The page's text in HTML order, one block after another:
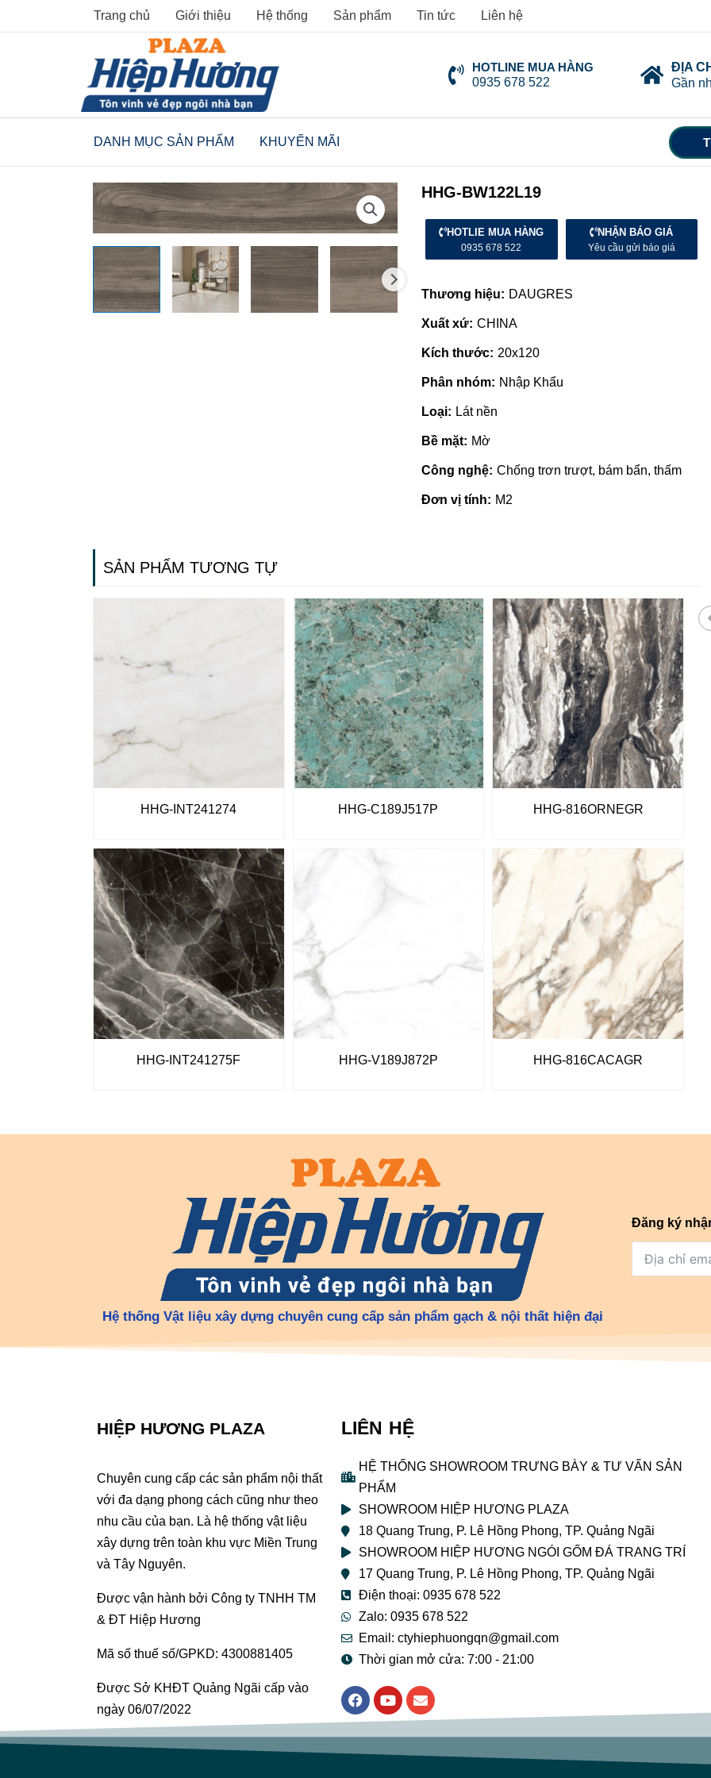
to
Trang chủ Giới thiệu Hệ thống Sản phẩm Tin tức Liên hệ
HOTLINE MUA HÀNG
0935 678 522
ĐỊA
Gần
DANH MỤC SẢN PHẨM KHUYẾN MÃI
HHG-BW122L19
HOTLIE MUA HÀNG
0935 678 522
NHẬN BÁO GIÁ
Yêu cầu gửi báo giá
Thương hiệu: DAUGRES
Xuất xứ: CHINA
Kích thước: 20x120
Phân nhóm: Nhập Khẩu
Loại: Lát nền
Bề mặt: Mờ
Công nghệ: Chống trơn trượt, bám bẩn, thấm
Đơn vị tính: M2
SẢN PHẨM TƯƠNG TỰ
HHG-INT241274 HHG-C189J517P HHG-816ORNEGR
HHG-INT241275F HHG-V189J872P HHG-816CACAGR
Gạch ốp lát giá rẻ tại Quảng
Ngãi
Hệ thống Vật liệu xây dựng chuyên cung cấp sản phẩm gạch & nội thất hiện đại
Đăng ký
HIỆP HƯƠNG PLAZA
Chuyên cung cấp các sản phẩm nội thất
với đa dạng phong cách cũng như theo
nhu cầu của bạn. Là hệ thống vật liệu
xây dựng trên toàn khu vực Miền Trung
và Tây Nguyên.
Được vận hành bởi Công ty TNHH TM
& ĐT Hiệp Hương
Mã số thuế số/GPKD: 4300881405
Được Sở KHĐT Quảng Ngãi cấp vào
ngày 06/07/2022
LIÊN HỆ
HỆ THỐNG SHOWROOM TRƯNG BÀY & TƯ VẤN SẢN
PHẨM
SHOWROOM HIỆP HƯƠNG PLAZA
18 Quang Trung, P. Lê Hồng Phong, TP. Quảng Ngãi
SHOWROOM HIỆP HƯƠNG NGÓI GỐM ĐÁ TRANG TRÍ
17 Quang Trung, P. Lê Hồng Phong, TP. Quảng Ngãi
Điện thoại: 0935 678 522
Zalo: 0935 678 522
Email: ctyhiephuongqn@gmail.com
Thời gian mở cửa: 7:00 - 21:00
F
a
c
e
b
Y
o
u
t
E
n
v
e